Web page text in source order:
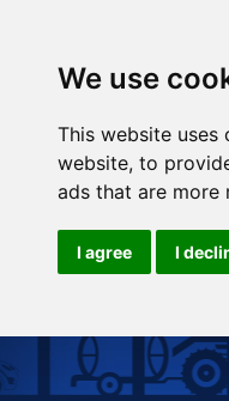
We use
This website
website, to
ads that are more
I agree I